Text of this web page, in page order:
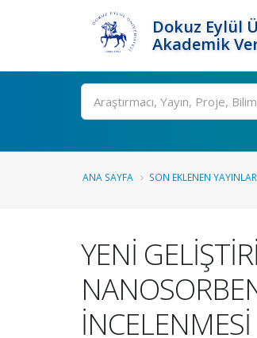
Dokuz Eylül
Akademik
Ara
ANA SAYFA SON EKLENEN YAYINLAR
YENİ
İNCELENMESİ